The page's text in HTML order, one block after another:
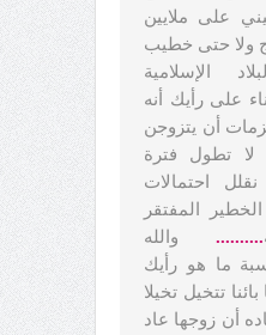
على ملايين
ولا حتى خطيب
الإسلامية
على رأيك أنه
أن يتزوجن
تطول فترة
احتمالات
المفتقر
.......... والله
ما هو رأيك
تتخيل تخيلا
أن زوجها عاد